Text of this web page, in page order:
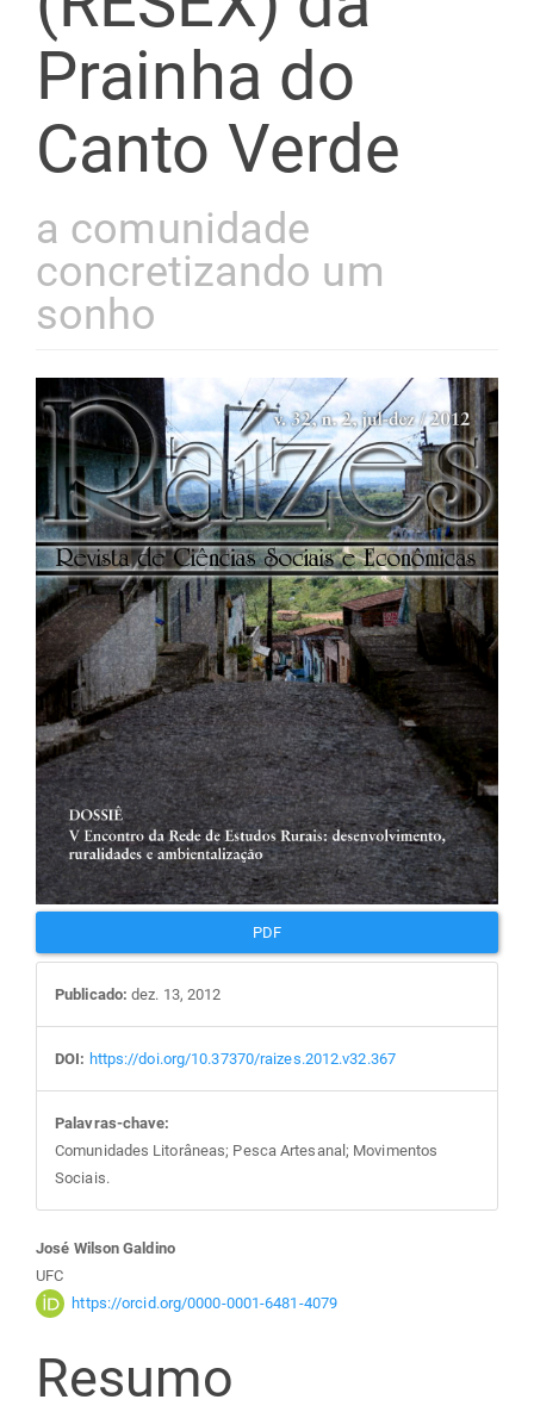
Prainha do
Canto Verde
a comunidade
concretizando um
sonho
Barra
lateral
de
artigos
PDF
Publicado: dez. 13, 2012
DOI: https://doi.org/10.37370/raizes.2012.v32.367
Palavras-chave:
Comunidades Litorâneas; Pesca Artesanal; Movimentos
Sociais.
Conteúdo
do
artigo
José Wilson Galdino
UFC
https://orcid.org/0000-0001-6481-4079
Resumo